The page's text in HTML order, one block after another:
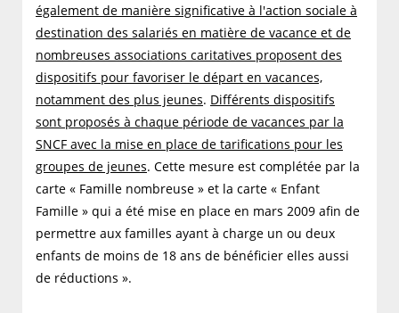
également de manière significative à l'action sociale à
destination des salariés en matière de vacance et de
nombreuses associations caritatives proposent des
dispositifs pour favoriser le départ en vacances,
notamment des plus jeunes. Différents dispositifs
sont proposés à chaque période de vacances par la
SNCF avec la mise en place de tarifications pour les
groupes de jeunes. Cette mesure est complétée par la
carte « Famille nombreuse » et la carte « Enfant
Famille » qui a été mise en place en mars 2009 afin de
permettre aux familles ayant à charge un ou deux
enfants de moins de 18 ans de bénéficier elles aussi
de réductions ».